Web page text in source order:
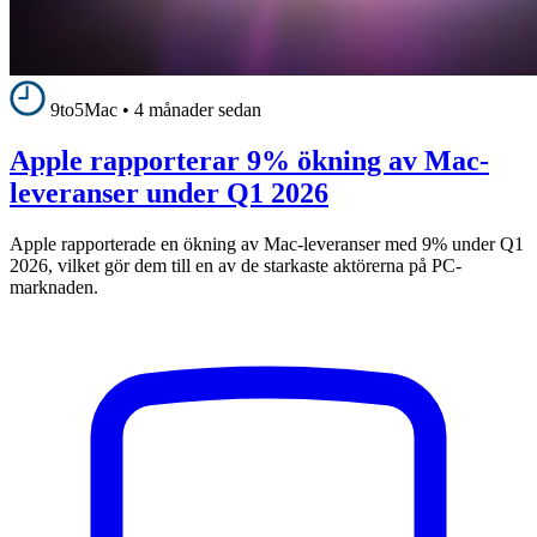
9to5Mac • 4 månader sedan
Apple rapporterar 9% ökning av Mac-
leveranser under Q1 2026
Apple rapporterade en ökning av Mac-leveranser med 9% under Q1
2026, vilket gör dem till en av de starkaste aktörerna på PC-
marknaden.